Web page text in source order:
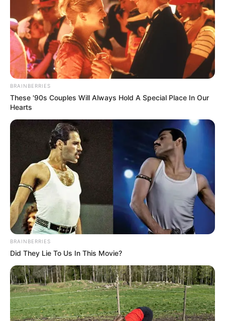
BRAINBERRIES
These '90s Couples Will Always Hold A Special Place In Our
Hearts
BRAINBERRIES
Did They Lie To Us In This Movie?